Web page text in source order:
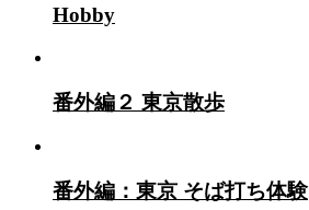
Hobby
番外編２ 東京散歩
番外編：東京 そば打ち体験